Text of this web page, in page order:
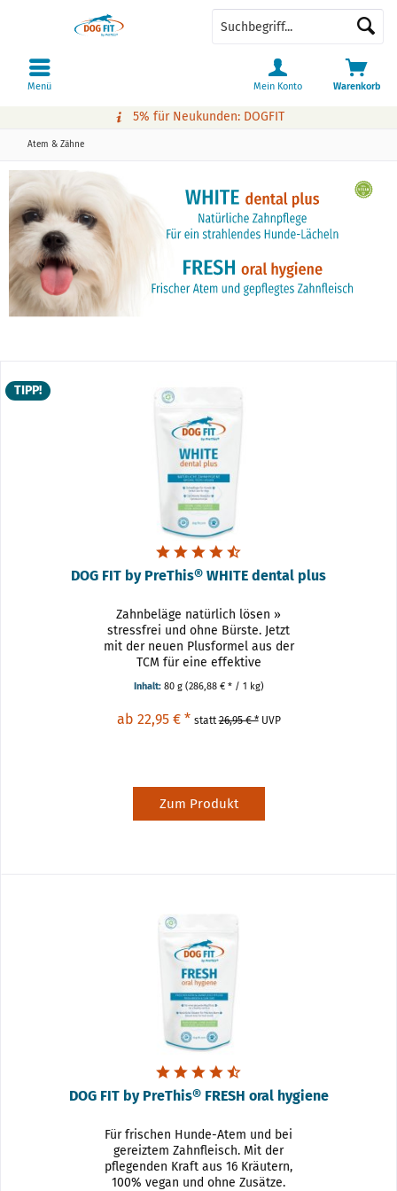
5% für Neukunden: DOGFIT
Warenkorb
Mein Konto
Menü
Atem & Zähne
TIPP!
DOG FIT by PreThis® WHITE dental plus
Zahnbeläge natürlich lösen »
stressfrei und ohne Bürste. Jetzt
mit der neuen Plusformel aus der
TCM für eine effektive
Zahnpflege! DOG FIT by PreThis ®
WHITE dental plus macht die
Zahnpflege deines Hundes ganz
einfach - stressfrei, ohne...
Inhalt: 80 g (286,88 € * / 1 kg)
ab 22,95 € * statt26,95 € *UVP
Zum Produkt
DOG FIT by PreThis® FRESH oral hygiene
Für frischen Hunde-Atem und bei
gereiztem Zahnfleisch. Mit der
pflegenden Kraft aus 16 Kräutern,
100% vegan und ohne Zusätze.